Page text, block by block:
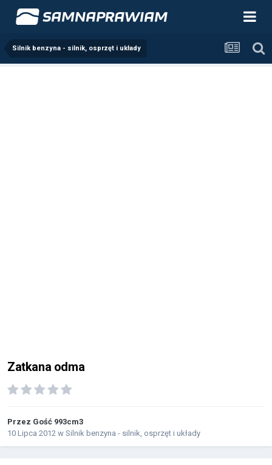
Silnik benzyna - silnik, osprzęt i układy
Zatkana odma
Przez Gość 993cm3
10 Lipca 2012 w Silnik benzyna - silnik, osprzęt i układy